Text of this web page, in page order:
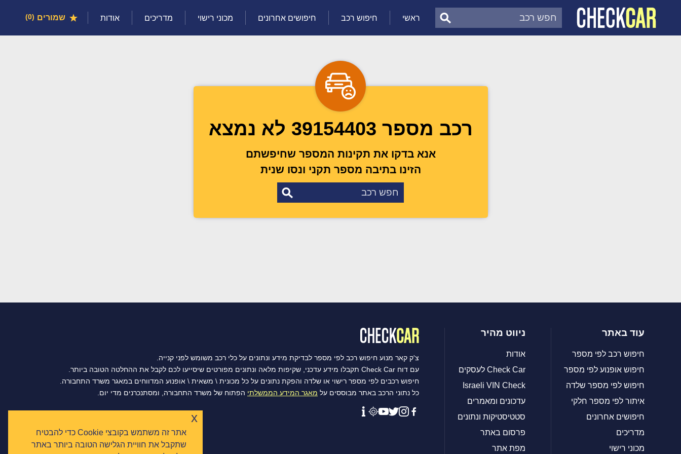
ראשי חיפוש רכב חיפושים אחרונים מכוני רישוי מדריכים אודות שמורים 0
רכב מספר 39154403 לא נמצא
אנא בדקו את תקינות המספר שחיפשתם
הזינו בתיבה מספר תקני ונסו שנית
עוד באתר
חיפוש רכב לפי מספר
חיפוש אופנוע לפי מספר
חיפוש לפי מספר שלדה
איתור לפי מספר חלקי
חיפושים אחרונים
מדריכים
מכוני רישוי
ניווט מהיר
אודות
Check Car לעסקים
Israeli VIN Check
עדכונים ומאמרים
סטטיסטיקות ונתונים
פרסום באתר
מפת אתר
צ'ק קאר מנוע חיפוש רכב לפי מספר לבדיקת מידע ונתונים על כלי רכב משומש לפני קנייה.
עם דוח Check Car תקבלו מידע עדכני, שקיפות מלאה ונתונים מפורטים שיסייעו לכם לקבל את ההחלטה הטובה ביותר.
חיפוש רכבים לפי מספר רישוי או שלדה והפקת נתונים על כל מכונית \ משאית \ אופנוע המדווחים במאגר משרד התחבורה.
כל נתוני הרכב באתר מבוססים על מאגר המידע הממשלתי הפתוח של משרד התחבורה, ומסתנכרנים מדי יום.
אתר זה משתמש בקובצי Cookie כדי להבטיח
שתקבל את חוויית הגלישה הטובה ביותר באתר
x